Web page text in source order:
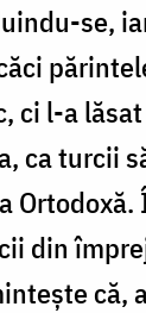
se,
ci l-a
ca turcii
din
că,